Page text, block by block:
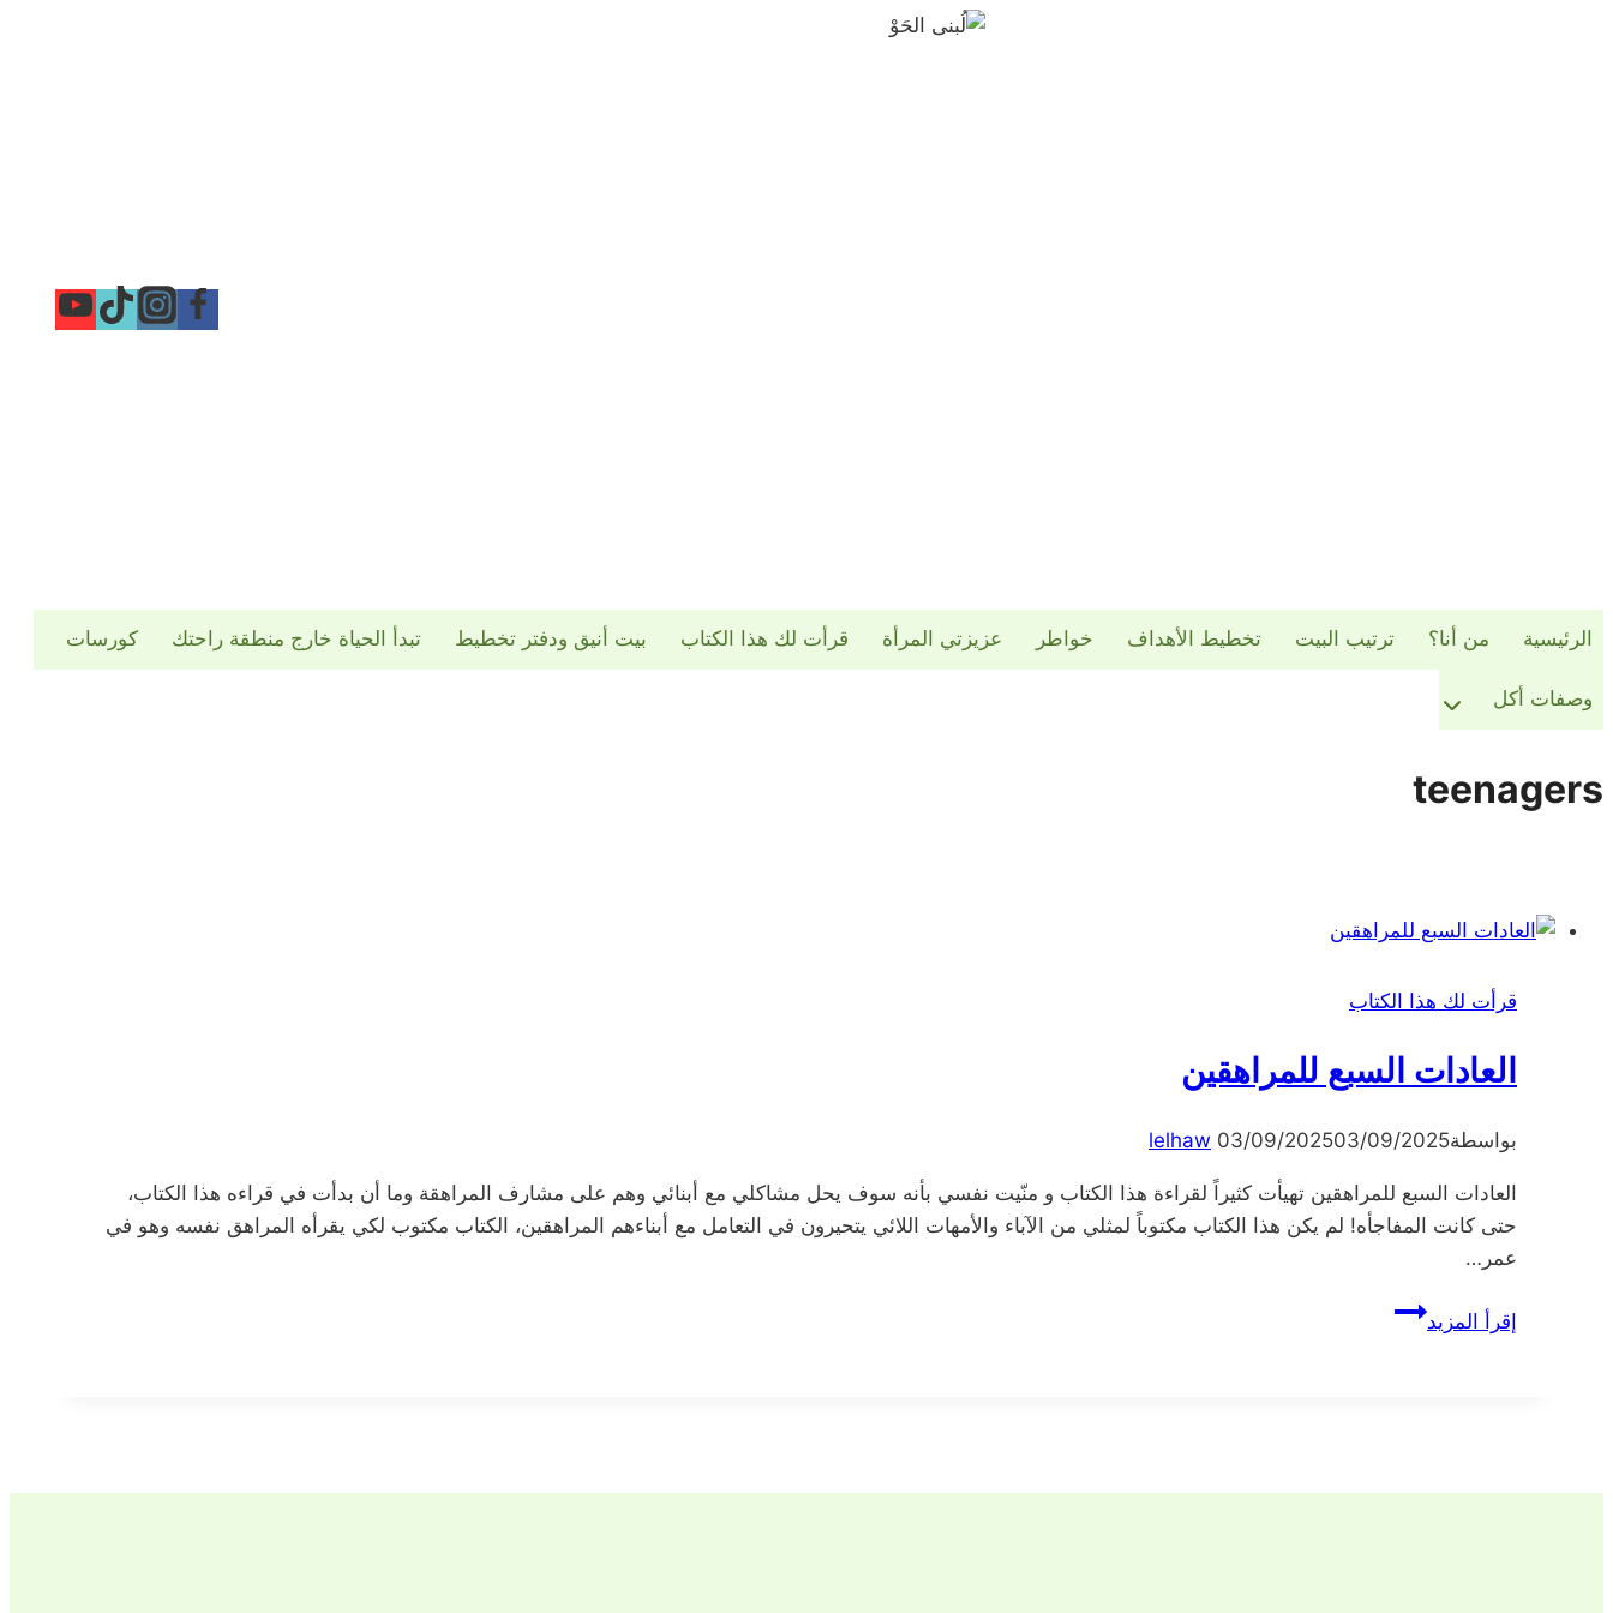
الرئيسية من أنا؟ ترتيب البيت تخطيط الأهداف خواطر عزيزتي المرأة قرأت لك هذا الكتاب بيت أنيق ودفتر تخطيط تبدأ الحياة خارج منطقة راحتك كورسات
وصفات أكل
teenagers
قرأت لك هذا الكتاب
العادات السبع للمراهقين
بواسطة lelhaw 03/09/202503/09/2025
العادات السبع للمراهقين تهيأت كثيراً لقراءة هذا الكتاب و منّيت نفسي بأنه سوف يحل مشاكلي مع أبنائي وهم على مشارف المراهقة وما أن بدأت في قراءه هذا الكتاب،
حتى كانت المفاجأه! لم يكن هذا الكتاب مكتوباً لمثلي من الآباء والأمهات اللائي يتحيرون في التعامل مع أبناءهم المراهقين، الكتاب مكتوب لكي يقرأه المراهق نفسه وهو في
عمر…
إقرأ المزيدالعادات